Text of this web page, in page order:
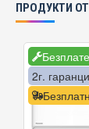
ПРОДУКТИ
2г.